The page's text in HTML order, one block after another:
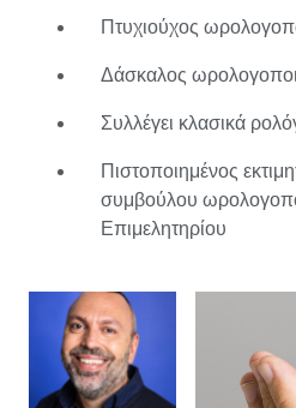
μελέτη, ο Mauro Atienza ήξερε
ειδικεύτηκε στην Ελβετία ως
παραγωγής ρολογιών και
ωρολογοποιίας για πάνω από
έμπειρος ωρολογοποιός όπως
ταιριάζει πραγματικά στη
του ρολογιού. Εκτός από τα
με αποκλειστικά ρολόγια και
Παρά όλα αυτά, στους Ιταλούς
κοσμήματα. Έχοντας αυτό
Πτυχιούχος
Δάσκαλος
Συλλέγει κλασικά
Πιστοποιημένος
συμβούλου
Επιμελητηρίου